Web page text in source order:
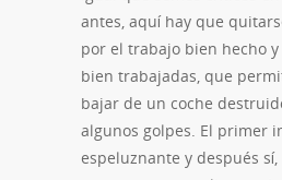
antes, aquí hay que
por el trabajo bien hecho
bien trabajadas, que
bajar de un coche
algunos golpes. El primer
espeluznante y después